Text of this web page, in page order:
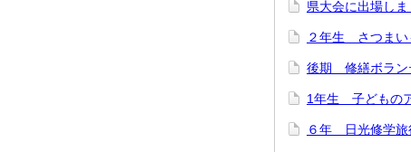
県大会に出場しま
２年生 さつまい
後期 修繕ボラン
1年生 子どもの
６年 日光修学旅